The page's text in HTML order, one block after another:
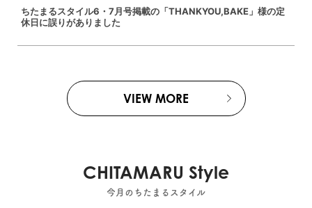
ちたまるスタイル6・7月号掲載の「THANKYOU,BAKE」様の定
休日に誤りがありました
VIEW MORE
CHITAMARU Style
今月のちたまるスタイル